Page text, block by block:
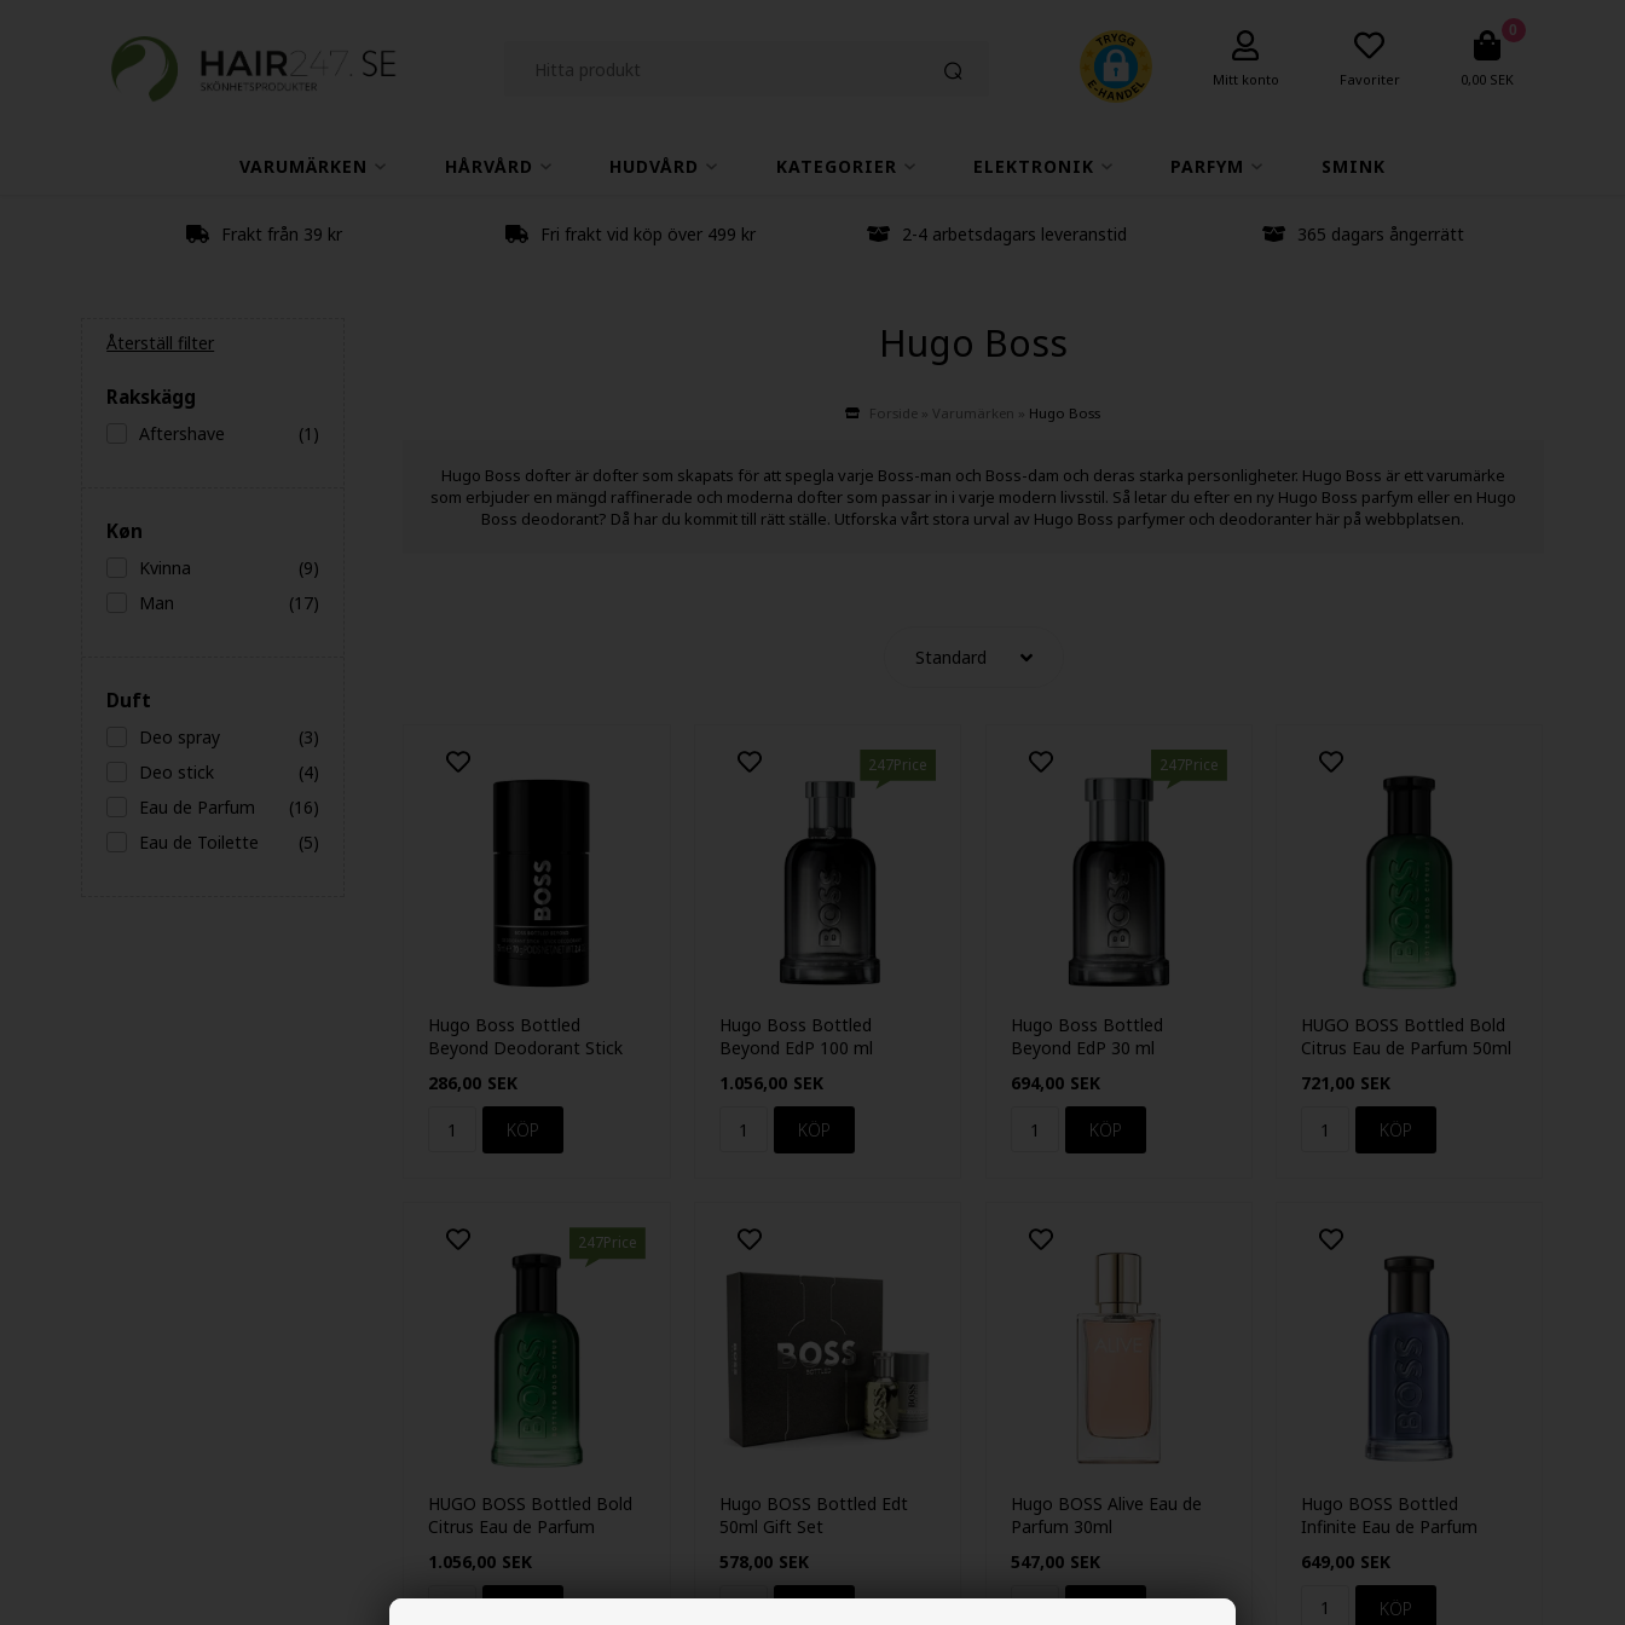
Mitt konto Favoriter
0
0,00 SEK
VARUMÄRKEN HÅRVÅRD HUDVÅRD KATEGORIER ELEKTRONIK PARFYM SMINK
Frakt från 39 kr Fri frakt vid köp över 499 kr 2-4 arbetsdagars leveranstid 365 dagars ångerrätt
Återställ filter
Rakskägg
Aftershave (1)
Køn
Kvinna
(9)
Man
(17)
Duft
Deo spray
(3)
Deo stick
(4)
Eau de Parfum
(16)
Eau de Toilette
(5)
Hugo Boss
Forside » Varumärken » Hugo Boss
Hugo Boss dofter är dofter som skapats för att spegla varje Boss-man och Boss-dam och deras starka personligheter. Hugo Boss är ett varumärke
som erbjuder en mängd raffinerade och moderna dofter som passar in i varje modern livsstil. Så letar du efter en ny Hugo Boss parfym eller en Hugo
Boss deodorant? Då har du kommit till rätt ställe. Utforska vårt stora urval av Hugo Boss parfymer och deodoranter här på webbplatsen.
Hugo Boss Bottled
Beyond Deodorant Stick
286,00 SEK
247Price
Hugo Boss Bottled
Beyond EdP 100 ml
1.056,00 SEK
247Price
Hugo Boss Bottled
Beyond EdP 30 ml
694,00 SEK
HUGO BOSS Bottled Bold
Citrus Eau de Parfum 50ml
721,00 SEK
247Price
HUGO BOSS Bottled Bold
Citrus Eau de Parfum
1.056,00 SEK
Hugo BOSS Bottled Edt
50ml Gift Set
578,00 SEK
Hugo BOSS Alive Eau de
Parfum 30ml
547,00 SEK
Hugo BOSS Bottled
Infinite Eau de Parfum
649,00 SEK